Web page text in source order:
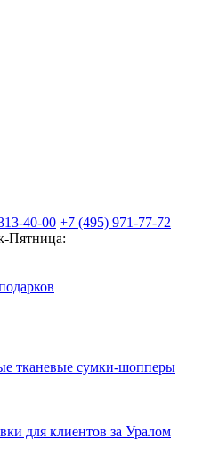
40-00 +7 (495) 971-77-72
Пятница:
тканевые сумки-шопперы
для клиентов за Уралом